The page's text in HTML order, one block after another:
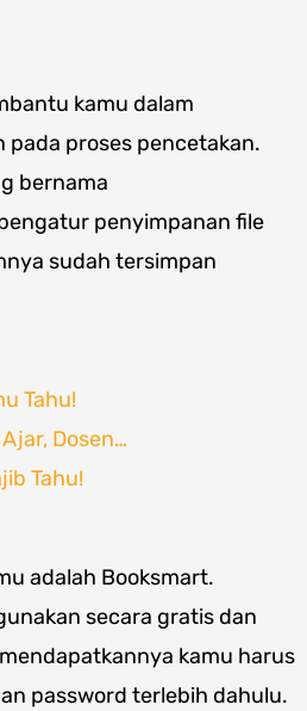
kamu dalam
proses pencetakan.
bernama
penyimpanan file
sudah tersimpan
Tahu!
Dosen…
Tahu!
adalah Booksmart.
secara gratis dan
kamu harus
password terlebih dahulu.